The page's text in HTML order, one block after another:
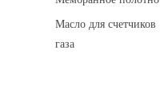
Масло для счетчиков
газа